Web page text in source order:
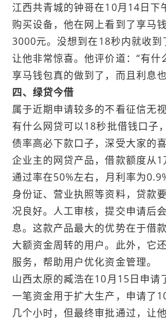
江西‌共青城的钟哥在10月14日下
购买设备，他在网上看到了享马
3000元。没想到在18秒内就收到
让他非常惊喜。他评价道：“有什
享马钱包真的做到了，而且利息
四、绿贷今借
属于近期申请较多的不看征信无
有什么网贷可以18秒批借钱口子
债率高必下款口子，深受大家的
企业主的网贷产品，借款额度从
通过率在50%左右，月利率为
身份证、营业执照等资料，贷款
况良好。人工审核，提交申请后
息。这款产品最大的优势在于借
大额资金周转的用户。此外，它
服务，帮助用户优化资金管理。
山西‌太原的臧浩在10月15日申请
一笔资金用于扩大生产，申请了
几个小时，但最终审批通过，让